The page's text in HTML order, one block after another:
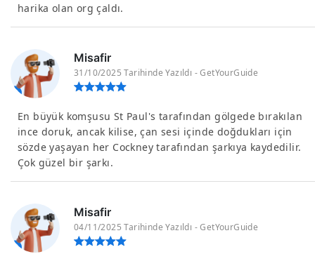
harika olan org çaldı.
Misafir
31/10/2025 Tarihinde Yazıldı - GetYourGuide
En büyük komşusu St Paul's tarafından gölgede bırakılan
ince doruk, ancak kilise, çan sesi içinde doğdukları için
sözde yaşayan her Cockney tarafından şarkıya kaydedilir.
Çok güzel bir şarkı.
Misafir
04/11/2025 Tarihinde Yazıldı - GetYourGuide